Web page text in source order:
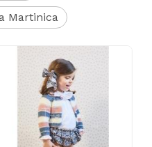
Martinica